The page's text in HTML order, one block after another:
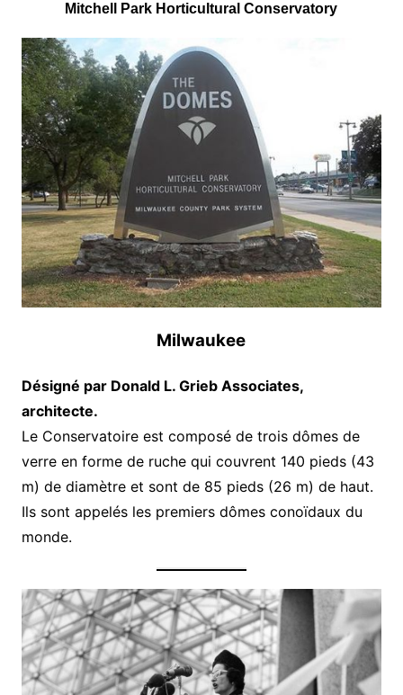
Mitchell Park Horticultural Conservatory
Milwaukee
Désigné par Donald L. Grieb Associates,
architecte.
Le Conservatoire est composé de trois dômes de
verre en forme de ruche qui couvrent 140 pieds (43
m) de diamètre et sont de 85 pieds (26 m) de haut.
Ils sont appelés les premiers dômes conoïdaux du
monde.